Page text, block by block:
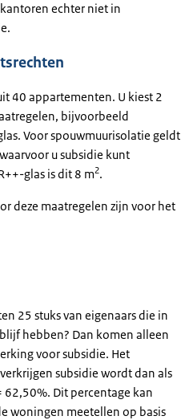
echter niet in
40 appartementen. U kiest 2
bijvoorbeeld
Voor spouwmuurisolatie geldt
u subsidie kunt
glas is dit 8 m2.
deze maatregelen zijn voor het
25 stuks van eigenaars die in
hebben? Dan komen alleen
voor subsidie. Het
subsidie wordt dan als
Dit percentage kan
woningen meetellen op basis